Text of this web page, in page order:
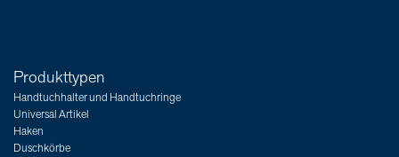
Produkttypen
Handtuchhalter und Handtuchringe
Universal Artikel
Haken
Duschkörbe